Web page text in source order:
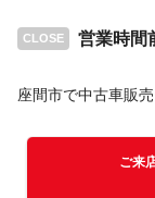
CLOSE 営業時間
座間市で中古車販
ご来